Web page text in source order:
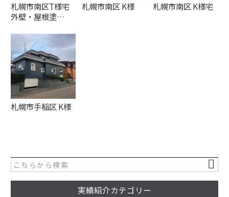
札幌市南区T様宅
外壁・屋根塗…
札幌市南区 K様 札幌市南区 K様宅
札幌市手稲区 K様
実績紹介カテゴリー